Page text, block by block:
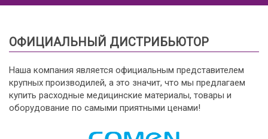
ОФИЦИАЛЬНЫЙ ДИСТРИБЬЮТОР
Наша компания является официальным представителем
крупных производилей, а это значит, что мы предлагаем
купить расходные медицинские материалы, товары и
оборудование по самыми приятными ценами!